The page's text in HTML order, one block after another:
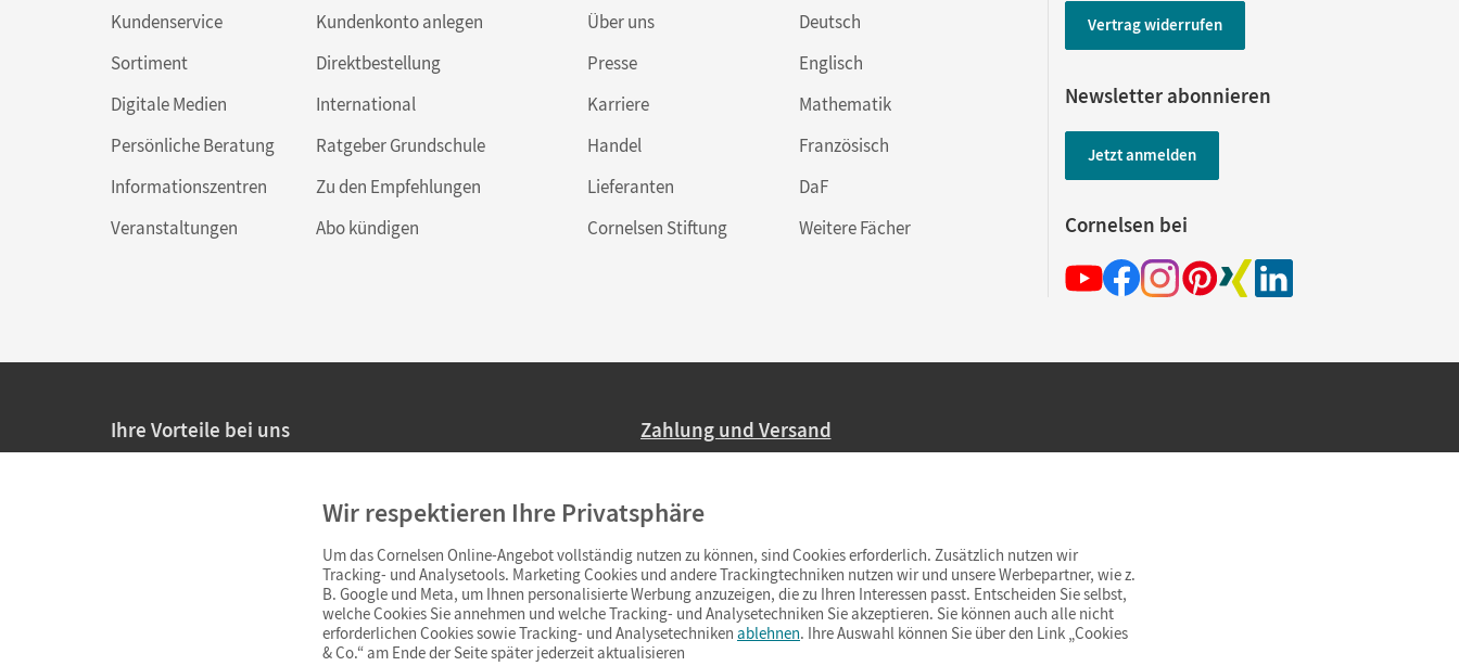
Kundenservice
Sortiment
Digitale Medien
Persönliche Beratung
Informationszentren
Veranstaltungen
Kundenkonto anlegen
Direktbestellung
International
Ratgeber Grundschule
Zu den Empfehlungen
Abo kündigen
Über uns
Presse
Karriere
Handel
Lieferanten
Cornelsen Stiftung
Deutsch
Englisch
Mathematik
Französisch
DaF
Weitere Fächer
Vertrag widerrufen
Newsletter abonnieren
Jetzt anmelden
Cornelsen bei
Ihre Vorteile bei uns
Persönliche Angebote für Lehrkräfte
Sicheres Einkaufen mit SSL-Verschlüsselung
Widerrufsfristvon 4 Wochen
Schnelle und einfache Retourenabwicklung
Zahlung und Versand
Ab 59,– EUR Bestellwert liefern wir versandkostenfrei innerhalb Deutschlands
(Lieferung in 3–6 Tagen).
Wir respektieren Ihre Privatsphäre
Um das Cornelsen Online-Angebot vollständig nutzen zu können, sind Cookies erforderlich. Zusätzlich nutzen wir
Tracking- und Analysetools. Marketing Cookies und andere Trackingtechniken nutzen wir und unsere Werbepartner, wie z.
B. Google und Meta, um Ihnen personalisierte Werbung anzuzeigen, die zu Ihren Interessen passt. Entscheiden Sie selbst,
welche Cookies Sie annehmen und welche Tracking- und Analysetechniken Sie akzeptieren. Sie können auch alle nicht
erforderlichen Cookies sowie Tracking- und Analysetechniken ablehnen. Ihre Auswahl können Sie über den Link „Cookies
& Co.“ am Ende der Seite später jederzeit aktualisieren